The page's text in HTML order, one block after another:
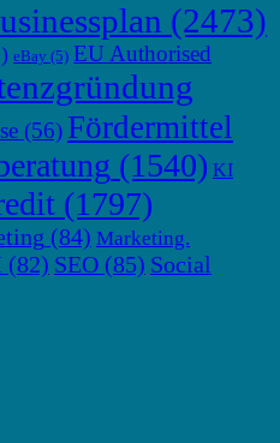
(2473)
eBay (5) EU Authorised
(56) Fördermittel
(1540) KI
(1797)
(84) Marketing.
(82) SEO (85) Social